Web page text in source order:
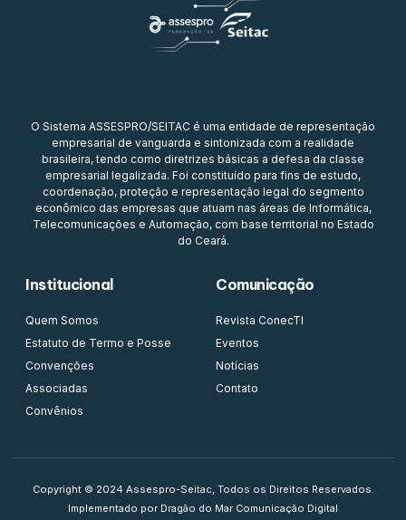
O Sistema ASSESPRO/SEITAC é uma entidade de representação
empresarial de vanguarda e sintonizada com a realidade
brasileira, tendo como diretrizes básicas a defesa da classe
empresarial legalizada. Foi constituído para fins de estudo,
coordenação, proteção e representação legal do segmento
econômico das empresas que atuam nas áreas de Informática,
Telecomunicações e Automação, com base territorial no Estado
do Ceará.
Institucional
Quem Somos
Estatuto de Termo e Posse
Convenções
Associadas
Convênios
Comunicação
Revista ConecTI
Eventos
Notícias
Contato
Copyright © 2024 Assespro-Seitac, Todos os Direitos Reservados.
Implementado por Dragão do Mar Comunicação Digital